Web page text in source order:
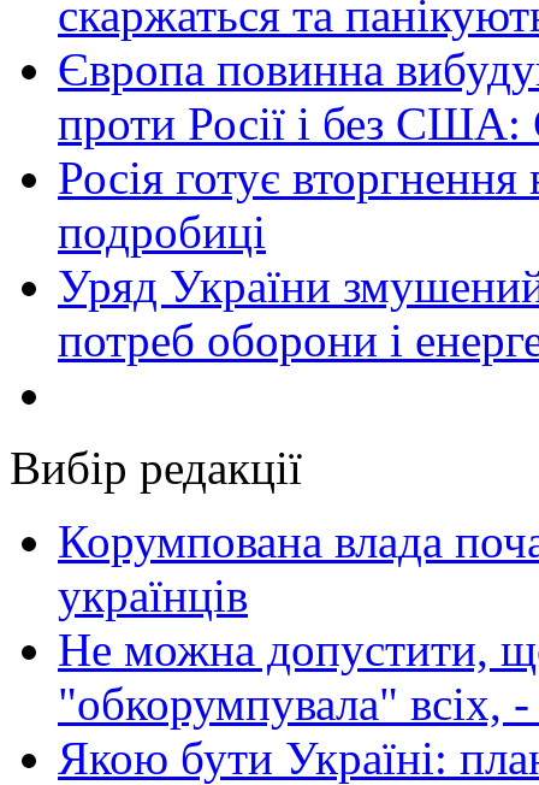
скаржаться та
Європа повинна
проти Росії і без США:
Росія готує вторгнення
подробиці
Уряд України
потреб оборони і
Вибір редакції
Корумпована влада
українців
Не можна допустити,
"обкорумпувала" всіх,
Якою бути Україні: